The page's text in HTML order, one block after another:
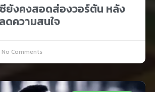
ยังคงสอดส่องวอร์ตัน หลัง
ดความสนใจ
No Comments